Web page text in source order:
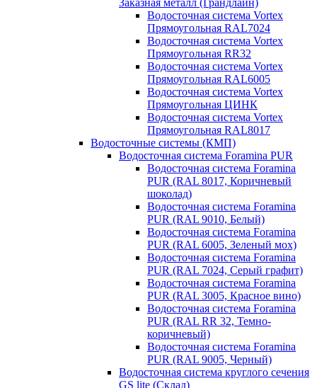
Водосточная система Vortex
Прямоугольная RAL7024
Водосточная система Vortex
Прямоугольная RR32
Водосточная система Vortex
Прямоугольная RAL6005
Водосточная система Vortex
Прямоугольная ЦИНК
Водосточная система Vortex
Прямоугольная RAL8017
Водосточные системы (КМП)
Водосточная система Foramina PUR
Водосточная система Foramina
PUR (RAL 8017, Коричневый
шоколад)
Водосточная система Foramina
PUR (RAL 9010, Белый)
Водосточная система Foramina
PUR (RAL 6005, Зеленый мох)
Водосточная система Foramina
PUR (RAL 7024, Серый графит)
Водосточная система Foramina
PUR (RAL 3005, Красное вино)
Водосточная система Foramina
PUR (RAL RR 32, Темно-
коричневый)
Водосточная система Foramina
PUR (RAL 9005, Черный)
Водосточная система круглого сечения
GS lite (Склад)